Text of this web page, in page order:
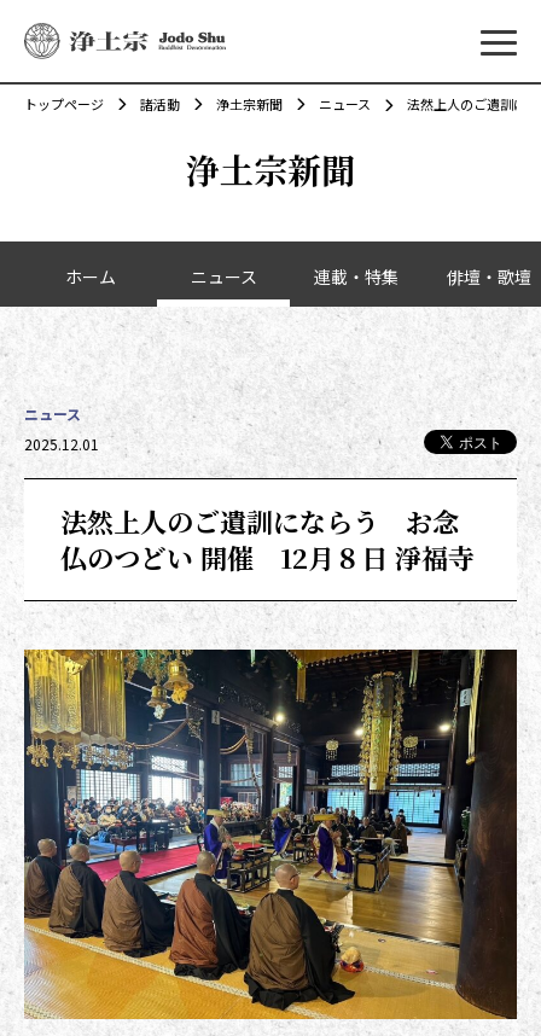
メ
浄土宗新聞
トップページ 諸活動 浄土宗新聞 ニュース 法然上人のご遺訓に
カテゴリーナビゲーション
ホーム ニュース 連載・特集 俳壇・歌壇
法然上人のご遺訓にならう お念
仏のつどい 開催 12月８日 淨福寺
ニュース
投稿日時
2025.12.01